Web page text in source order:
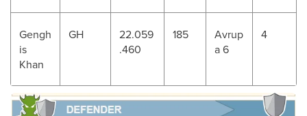
Gengh
is
Khan
GH
22.059
.460
185
Avrup
a 6
4